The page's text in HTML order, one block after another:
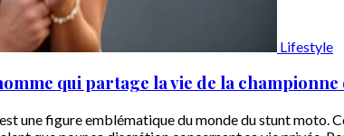
Lifestyle
qui partage la vie de la championne
une figure emblématique du monde du stunt